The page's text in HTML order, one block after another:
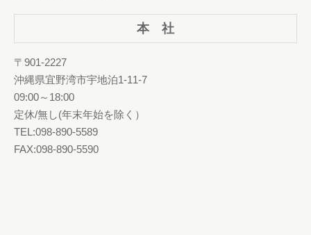
本 社
〒901-2227
沖縄県宜野湾市宇地泊1-11-7
09:00～18:00
定休/無し(年末年始を除く）
TEL:098-890-5589
FAX:098-890-5590